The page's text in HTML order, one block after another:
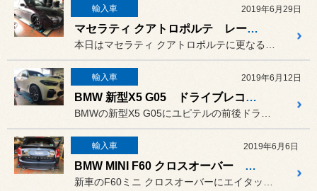
輸入車 2019年6月29日
マセラティ クアトロポルテ レースチップ ＆ New PPT
輸入車 2019年6月12日
BMW 新型X5 G05 ドライブレコーダー 取付
輸入車 2019年6月6日
BMW MINI F60 クロスオーバー 地デジ取付